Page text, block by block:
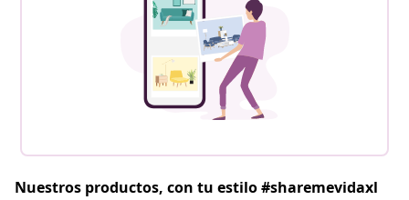
Nuestros productos, con tu estilo #sharemevidaxl